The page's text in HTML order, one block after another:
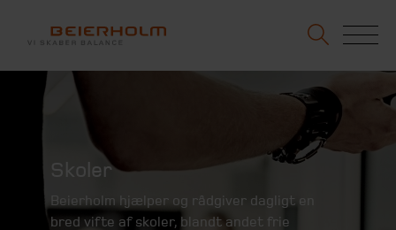
Skoler
Beierholm hjælper og rådgiver dagligt en
bred vifte af skoler, blandt andet frie